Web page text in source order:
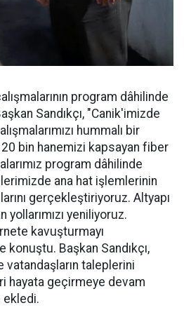
program dâhilinde
Sandıkçı, "Canik'imizde
hummalı bir
bin hanemizi kapsayan fiber
program dâhilinde
ana hat işlemlerinin
gerçekleştiriyoruz. Altyapı
yollarımızı yeniliyoruz.
kavuşturmayı
Başkan Sandıkçı,
vatandaşların taleplerini
hayata geçirmeye devam